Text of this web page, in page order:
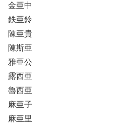
金亜中
鉄亜鈴
陳亜貴
陳斯亜
雅亜公
露西亜
魯西亜
麻亜子
麻亜里